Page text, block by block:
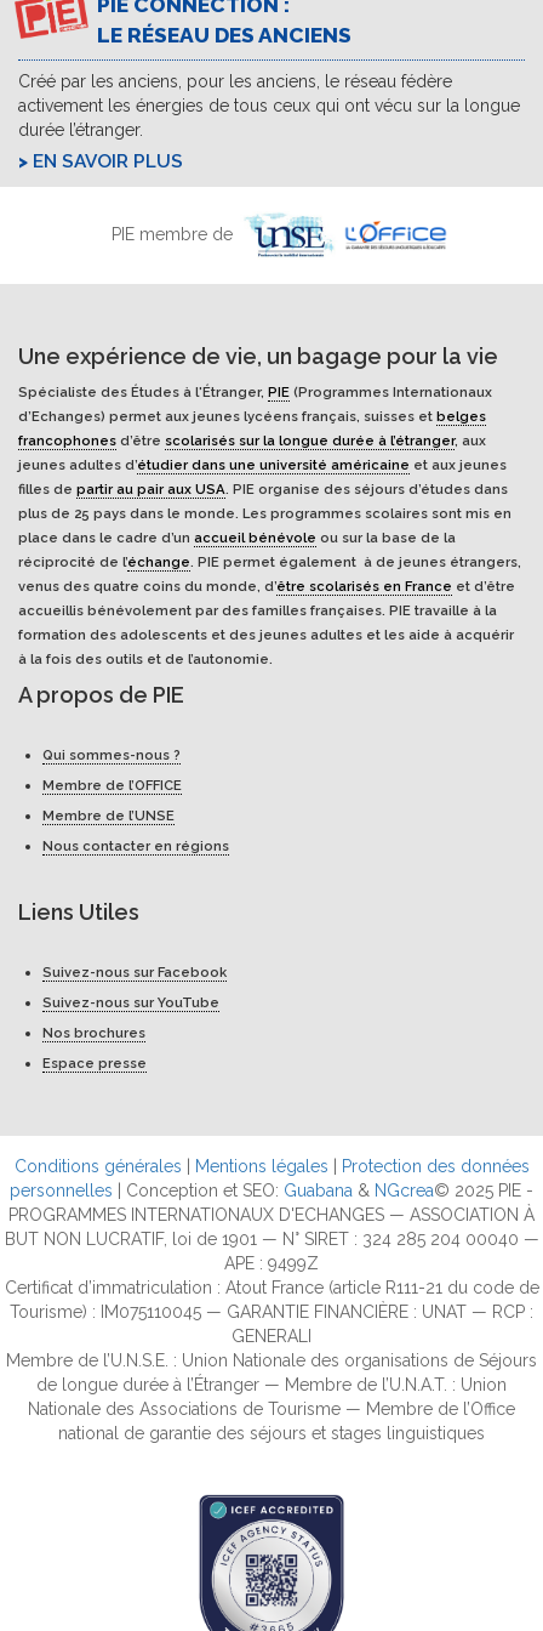
PIE CONNECTION :
LE RÉSEAU DES ANCIENS
Créé par les anciens, pour les anciens, le réseau fédère
activement les énergies de tous ceux qui ont vécu sur la longue
durée l’étranger.
EN SAVOIR PLUS
PIE membre de
Une expérience de vie, un bagage pour la vie
Spécialiste des Études à l'Étranger, PIE (Programmes Internationaux
d’Echanges) permet aux jeunes lycéens français, suisses et belges
francophones d’être scolarisés sur la longue durée à l’étranger, aux
jeunes adultes d’étudier dans une université américaine et aux jeunes
filles de partir au pair aux USA. PIE organise des séjours d’études dans
plus de 25 pays dans le monde. Les programmes scolaires sont mis en
place dans le cadre d’un accueil bénévole ou sur la base de la
réciprocité de l’échange. PIE permet également à de jeunes étrangers,
venus des quatre coins du monde, d’être scolarisés en France et d’être
accueillis bénévolement par des familles françaises. PIE travaille à la
formation des adolescents et des jeunes adultes et les aide à acquérir
à la fois des outils et de l’autonomie.
A propos de PIE
Qui sommes-nous ?
Membre de l’OFFICE
Membre de l’UNSE
Nous contacter en régions
Liens Utiles
Suivez-nous sur Facebook
Suivez-nous sur YouTube
Nos brochures
Espace presse
Conditions générales Mentions légales
Protection des données
personnelles | Conception et SEO: Guabana & NGcrea© 2025 PIE -
PROGRAMMES INTERNATIONAUX D'ECHANGES — ASSOCIATION À
BUT NON LUCRATIF, loi de 1901 — N° SIRET : 324 285 204 00040 —
APE : 9499Z
Certificat d’immatriculation : Atout France (article R111-21 du code de
Tourisme) : IM075110045 — GARANTIE FINANCIÈRE : UNAT — RCP :
GENERALI
Membre de l’U.N.S.E. : Union Nationale des organisations de Séjours
de longue durée à l’Étranger — Membre de l’U.N.A.T. : Union
Nationale des Associations de Tourisme — Membre de l’Office
national de garantie des séjours et stages linguistiques